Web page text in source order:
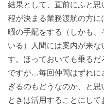
結果として、直前にふと思
程が決まる業務渡航の方
暇の手配をする（しかも
いる）人間には案内が来な
す。ほっておいても乗る
ですが…毎回仲間はずれに
ぎるのもどうなのか、と
ときは活用することにして